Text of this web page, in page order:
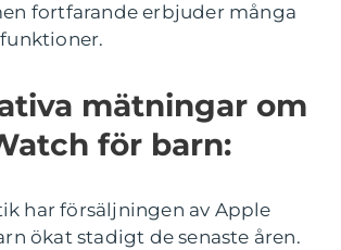
fortfarande erbjuder många
mätningar om
för barn:
har försäljningen av Apple
ökat stadigt de senaste åren.